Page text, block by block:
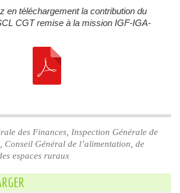
en téléchargement la contribution du
CGT remise à la mission IGF-IGA-
des Finances, Inspection Générale de
Conseil Général de l’alimentation, de
espaces ruraux